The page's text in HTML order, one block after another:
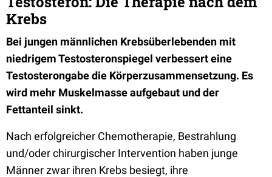
Krebs
Bei jungen männlichen Krebsüberlebenden mit
niedrigem Testosteronspiegel verbessert eine
Testosterongabe die Körperzusammensetzung. Es
wird mehr Muskelmasse aufgebaut und der
Fettanteil sinkt.
Nach erfolgreicher Chemotherapie, Bestrahlung
und/oder chirurgischer Intervention haben junge
Männer zwar ihren Krebs besiegt, ihre